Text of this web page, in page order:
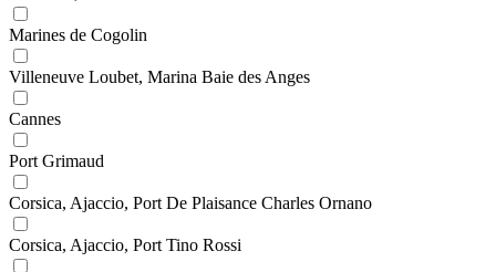
Marines de Cogolin
Villeneuve Loubet, Marina Baie des Anges
Cannes
Port Grimaud
Corsica, Ajaccio, Port De Plaisance Charles Ornano
Corsica, Ajaccio, Port Tino Rossi